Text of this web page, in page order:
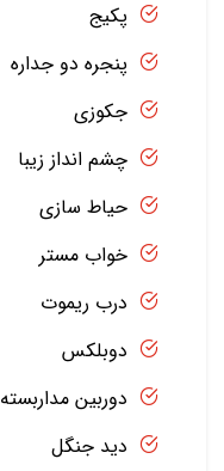
پکیج
پنجره دو جداره
جکوزی
چشم انداز زیبا
حیاط سازی
خواب مستر
درب ریموت
دوبلکس
دوربین مداربسته
دید جنگل